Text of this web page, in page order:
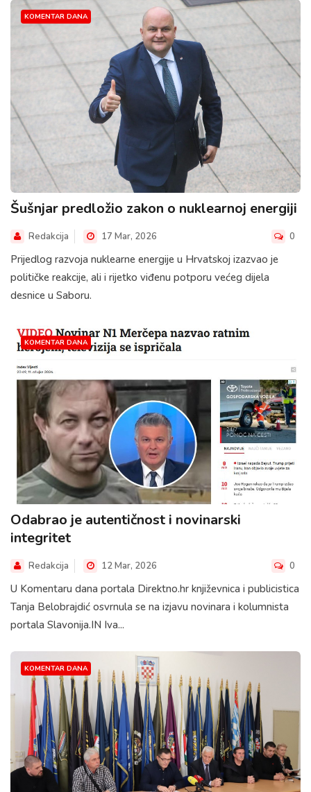
KOMENTAR DANA
Šušnjar predložio zakon o nuklearnoj energiji
Redakcija 17 Mar, 2026 0
Prijedlog razvoja nuklearne energije u Hrvatskoj izazvao je
političke reakcije, ali i rijetko viđenu potporu većeg dijela
desnice u Saboru.
KOMENTAR DANA
Odabrao je autentičnost i novinarski
integritet
Redakcija 12 Mar, 2026 0
U Komentaru dana portala Direktno.hr književnica i publicistica
Tanja Belobrajdić osvrnula se na izjavu novinara i kolumnista
portala Slavonija.IN Iva...
KOMENTAR DANA